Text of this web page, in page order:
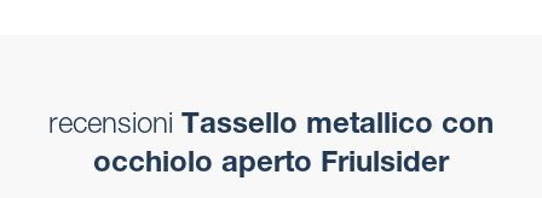
recensioni Tassello metallico con
occhiolo aperto Friulsider